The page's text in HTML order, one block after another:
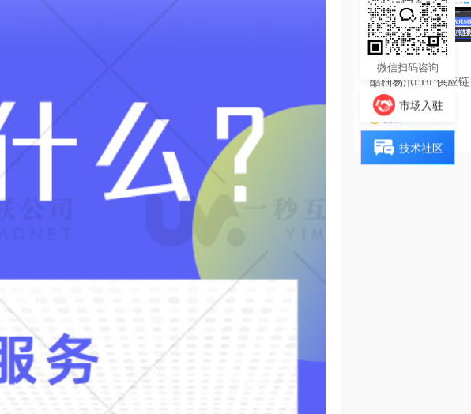
4680.00
酷柚易汛ERP供应
系统
热度 39
微信扫码咨询
市场入驻
技术社区